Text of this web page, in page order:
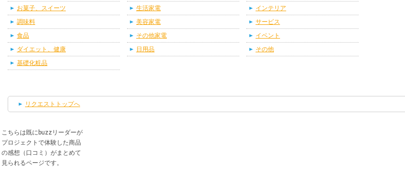
お菓子、スイーツ
調味料
食品
ダイエット、健康
基礎化粧品
生活家電
美容家電
その他家電
日用品
インテリア
サービス
イベント
その他
リクエストトップへ
こちらは既にbuzzリーダーが
プロジェクトで体験した商品
の感想（口コミ）がまとめて
見られるページです。